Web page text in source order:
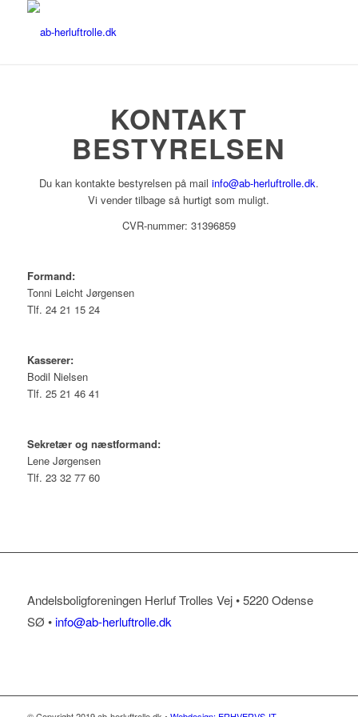
KONTAKT
BESTYRELSEN
Du kan kontakte bestyrelsen på mail info@ab-herluftrolle.dk.
Vi vender tilbage så hurtigt som muligt.
CVR-nummer: 31396859
Formand:
Tonni Leicht Jørgensen
Tlf. 24 21 15 24
Kasserer:
Bodil Nielsen
Tlf. 25 21 46 41
Sekretær og næstformand:
Lene Jørgensen
Tlf. 23 32 77 60
Andelsboligforeningen Herluf Trolles Vej • 5220 Odense
SØ •info@ab-herluftrolle.dk